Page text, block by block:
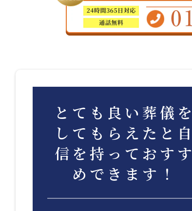
とても良い葬儀を
してもらえたと自
信を持っておすす
めできます！